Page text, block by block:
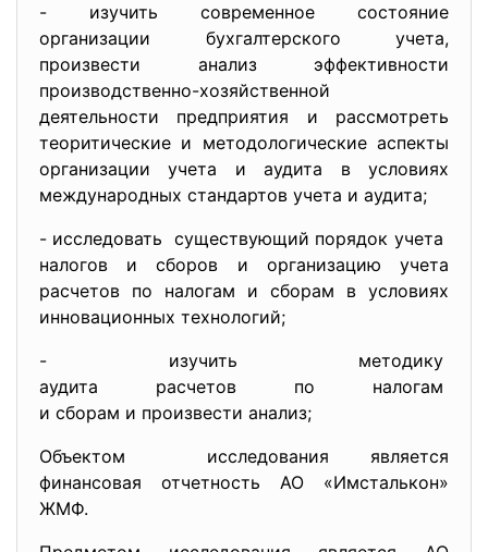
- изучить современное состояние
организации бухгалтерского учета,
произвести анализ эффективности
производственно-хозяйственной
деятельности предприятия и рассмотреть
теоритические и методологические аспекты
организации учета и аудита в условиях
международных стандартов учета и аудита;
- исследовать существующий порядок учета
налогов и сборов и организацию учета
расчетов по налогам и сборам в условиях
инновационных технологий;
- изучить методику
аудита расчетов по налогам
и сборам и произвести анализ;
Объектом исследования является
финансовая отчетность АО «Имсталькон»
ЖМФ.